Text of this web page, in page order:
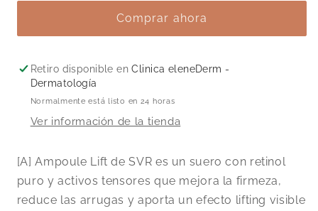
Retinol
ml
Retinol
ml
Comprar ahora
Retiro disponible enClinica eleneDerm -
Dermatología
Normalmente está listo en 24 horas
Ver información de la tienda
[A] Ampoule Lift de SVR es un suero con retinol
puro y activos tensores que mejora la firmeza,
reduce las arrugas y aporta un efecto lifting visible